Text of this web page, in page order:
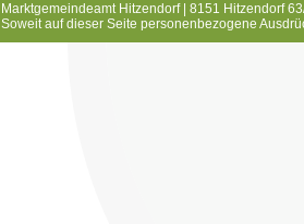
Marktgemeindeamt Hitzendorf | 8151 Hitzendorf
Soweit auf dieser Seite personenbezogene